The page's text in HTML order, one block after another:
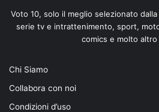
Voto 10, solo il meglio selezionato
serie tv e intrattenimento, sport,
comics e molto altro
Chi Siamo
Collabora con noi
Condizioni d’uso